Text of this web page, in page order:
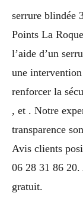
serrure blindée
Points La
l’aide d’un
une
renforcer la
, et . Notre
transparence
Avis clients
06 28 31 86 20.
gratuit.